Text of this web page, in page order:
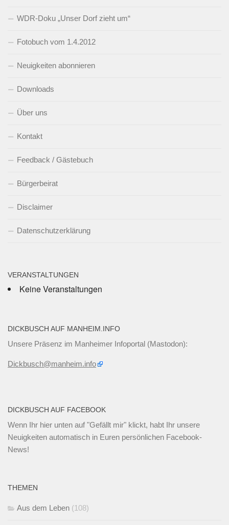
WDR-Doku „Unser Dorf zieht um“
Fotobuch vom 1.4.2012
Neuigkeiten abonnieren
Downloads
Über uns
Kontakt
Feedback / Gästebuch
Bürgerbeirat
Disclaimer
Datenschutzerklärung
VERANSTALTUNGEN
Keine Veranstaltungen
DICKBUSCH AUF MANHEIM.INFO
Unsere Präsenz im Manheimer Infoportal (Mastodon):
Dickbusch@manheim.info
DICKBUSCH AUF FACEBOOK
Wenn Ihr hier unten auf "Gefällt mir" klickt, habt Ihr unsere
Neuigkeiten automatisch in Euren persönlichen Facebook-
News!
THEMEN
Aus dem Leben (108)